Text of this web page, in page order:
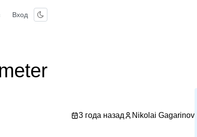
Вход
3 года назад Nikolai Gagarinov